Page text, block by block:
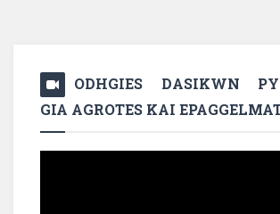
ODHGIES DASIKWN
GIA AGROTES KAI